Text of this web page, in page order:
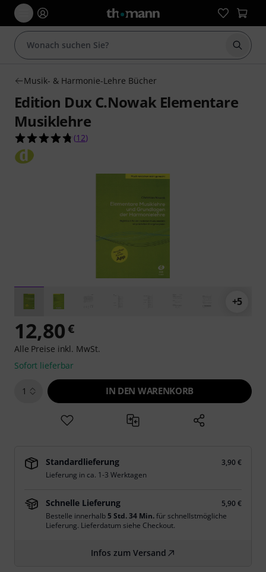
Suche
Musik- & Harmonie-Lehre Bücher
Edition Dux C.Nowak Elementare
Musiklehre
4.8 von 5 Sternen aus 12 Kundenbewertungen
(12)
+5
12,80€
Alle Preise inkl. MwSt.
Sofort lieferbar
1 IN DEN WARENKORB
Standardlieferung
3,90 €
Lieferung in ca. 1-3 Werktagen
Schnelle Lieferung
5,90 €
Bestelle innerhalb5 Std. 34 Min.für schnellstmögliche
Lieferung. Lieferdatum siehe Checkout.
Infos zum Versand